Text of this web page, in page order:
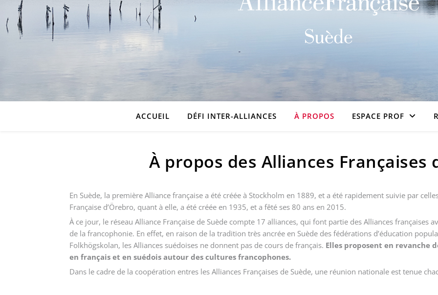
ACCUEIL DÉFI INTER-ALLIANCES À PROPOS ESPACE PROF
À propos des Alliances Françaises
En Suède, la première Alliance française a été créée à Stockholm en 1889, et a été rapidement suivie par
Française d’Örebro, quant à elle, a été créée en 1935, et a fêté ses 80 ans en 2015.
À ce jour, le réseau Alliance Française de Suède compte 17 alliances, qui font partie des Alliances françaises
de la francophonie. En effet, en raison de la tradition très ancrée en Suède des fédérations d’éducation
Folkhögskolan, les Alliances suédoises ne donnent pas de cours de français. Elles proposent en revanche
en français et en suédois autour des cultures francophones.
Dans le cadre de la coopération entres les Alliances Françaises de Suède, une réunion nationale est tenue